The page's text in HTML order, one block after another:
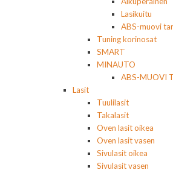
Lasikuitu
ABS-muovi
Tuning korinosat
SMART
MINAUTO
ABS-MUOVI
Lasit
Tuulilasit
Takalasit
Oven lasit oikea
Oven lasit vasen
Sivulasit oikea
Sivulasit vasen